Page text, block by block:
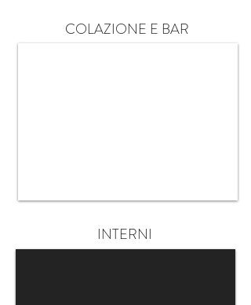
COLAZIONE E BAR
INTERNI